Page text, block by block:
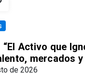
“El Activo que
mercados
de 2026